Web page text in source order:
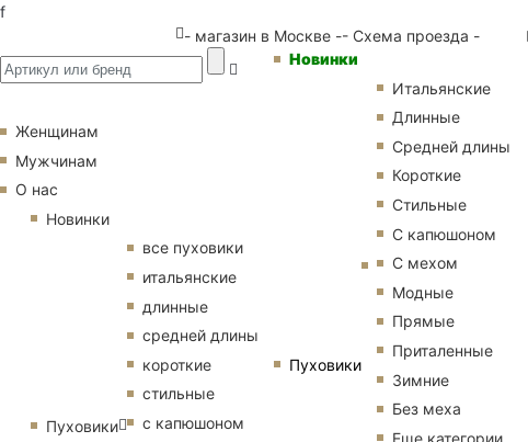
f
- магазин в Москве -- Схема проезда -
Новинки
Пуховики
Итальянские
Длинные
Средней длины
Короткие
Стильные
С капюшоном
С мехом
Модные
Прямые
Приталенные
Зимние
Без меха
Еще категории
Женщинам
Мужчинам
О нас
Новинки
Пуховики
все пуховики
итальянские
длинные
средней длины
короткие
стильные
с капюшоном